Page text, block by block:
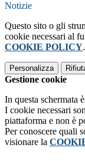
Notizie
Questo sito o gli
cookie necessari al
COOKIE POLICY.
Personalizza
Gestione cookie
In questa schermata
I cookie necessari
piattaforma e non è
Per conoscere quali
visionare la